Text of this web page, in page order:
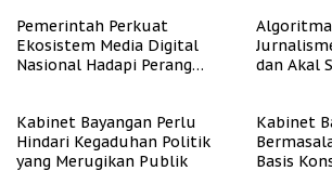
Pemerintah Perkuat
Ekosistem Media Digital
Nasional Hadapi Perang
dan Akal
Kabinet Bayangan Perlu
Hindari Kegaduhan Politik
yang Merugikan Publik
Kabinet
Basis